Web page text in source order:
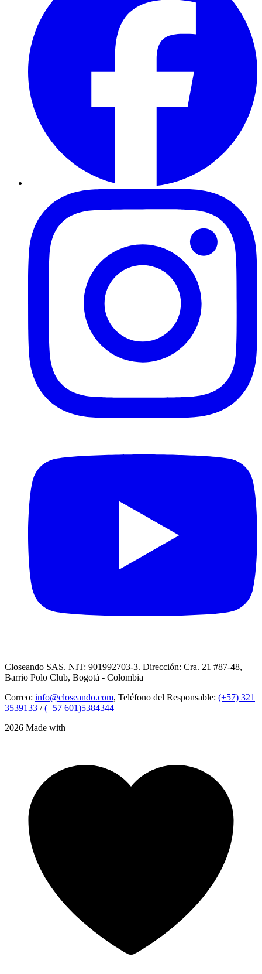
Closeando SAS. NIT: 901992703-3. Dirección: Cra. 21 #87-48,
Barrio Polo Club, Bogotá - Colombia
Correo: info@closeando.com, Teléfono del Responsable: (+57) 321
3539133 /(+57 601)5384344
2026 Made with